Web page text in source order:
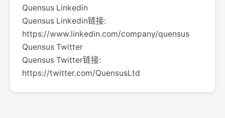
Quensus Linkedin
Quensus Linkedin链接:
https://www.linkedin.com/company/quensus
Quensus Twitter
Quensus Twitter链接:
https://twitter.com/QuensusLtd